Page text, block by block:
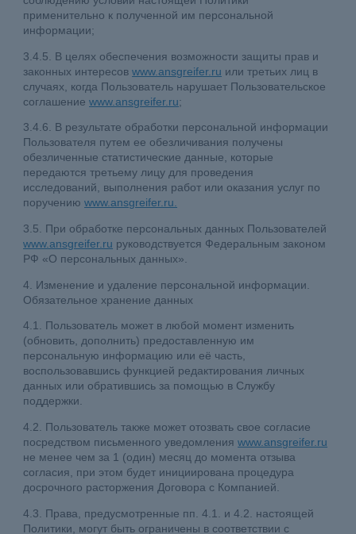
применительно к полученной им персональной
информации;
3.4.5. В целях обеспечения возможности защиты прав и
законных интересовwww.ansgreifer.ru или третьих лиц в
случаях, когда Пользователь нарушает Пользовательское
соглашениеwww.ansgreifer.ru;
3.4.6. В результате обработки персональной информации
Пользователя путем ее обезличивания получены
обезличенные статистические данные, которые
передаются третьему лицу для проведения
исследований, выполнения работ или оказания услуг по
поручениюwww.ansgreifer.ru.
3.5. При обработке персональных данных Пользователей
www.ansgreifer.ru руководствуется Федеральным законом
РФ «О персональных данных».
4. Изменение и удаление персональной информации.
Обязательное хранение данных
4.1. Пользователь может в любой момент изменить
(обновить, дополнить) предоставленную им
персональную информацию или её часть,
воспользовавшись функцией редактирования личных
данных или обратившись за помощью в Службу
поддержки.
4.2. Пользователь также может отозвать свое согласие
посредством письменного уведомленияwww.ansgreifer.ru
не менее чем за 1 (один) месяц до момента отзыва
согласия, при этом будет инициирована процедура
досрочного расторжения Договора с Компанией.
4.3. Права, предусмотренные пп. 4.1. и 4.2. настоящей
Политики, могут быть ограничены в соответствии с